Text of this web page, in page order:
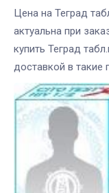
Цена на Теград
актуальна при
купить Теград
доставкой в такие